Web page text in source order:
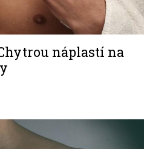
náplastí na